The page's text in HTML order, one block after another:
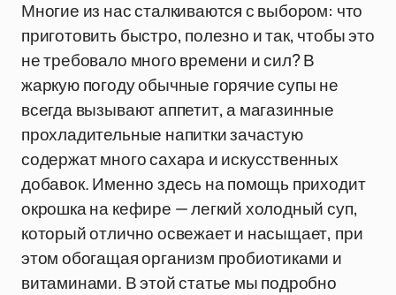
Многие из нас сталкиваются с выбором: что
приготовить быстро, полезно и так, чтобы это
не требовало много времени и сил? В
жаркую погоду обычные горячие супы не
всегда вызывают аппетит, а магазинные
прохладительные напитки зачастую
содержат много сахара и искусственных
добавок. Именно здесь на помощь приходит
окрошка на кефире — легкий холодный суп,
который отлично освежает и насыщает, при
этом обогащая организм пробиотиками и
витаминами. В этой статье мы подробно